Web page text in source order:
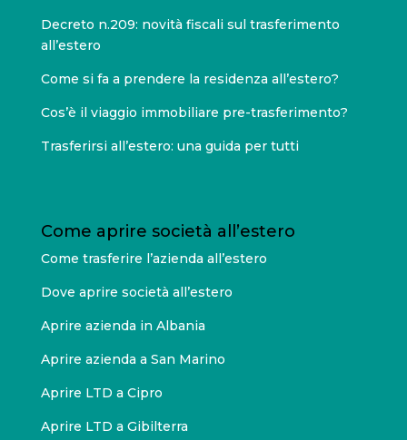
Decreto n.209: novità fiscali sul trasferimento
all’estero
Come si fa a prendere la residenza all’estero?
Cos’è il viaggio immobiliare pre-trasferimento?
Trasferirsi all’estero: una guida per tutti
Come aprire società all’estero
Come trasferire l’azienda all’estero
Dove aprire società all’estero
Aprire azienda in Albania
Aprire azienda a San Marino
Aprire LTD a Cipro
Aprire LTD a Gibilterra